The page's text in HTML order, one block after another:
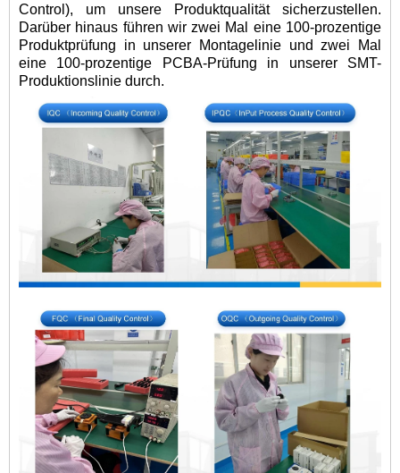
Control), um unsere Produktqualität sicherzustellen.
Darüber hinaus führen wir zwei Mal eine 100-prozentige
Produktprüfung in unserer Montagelinie und zwei Mal
eine 100-prozentige PCBA-Prüfung in unserer SMT-
Produktionslinie durch.